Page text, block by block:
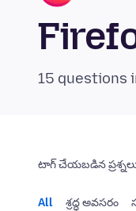
15 questions
టాగ్ చేయబడిన ప్రశ్నలు
All శ్రద్ధ అవసరం